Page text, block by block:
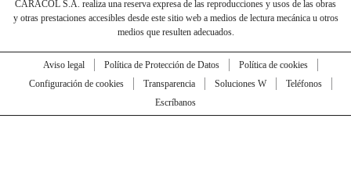
CARACOL S.A. realiza una reserva expresa de las reproducciones y usos de las obras
y otras prestaciones accesibles desde este sitio web a medios de lectura mecánica u otros
medios que resulten adecuados.
Aviso legal Política de Protección de Datos
Política de cookies
Configuración de cookies
Transparencia Soluciones W
Teléfonos
Escríbanos